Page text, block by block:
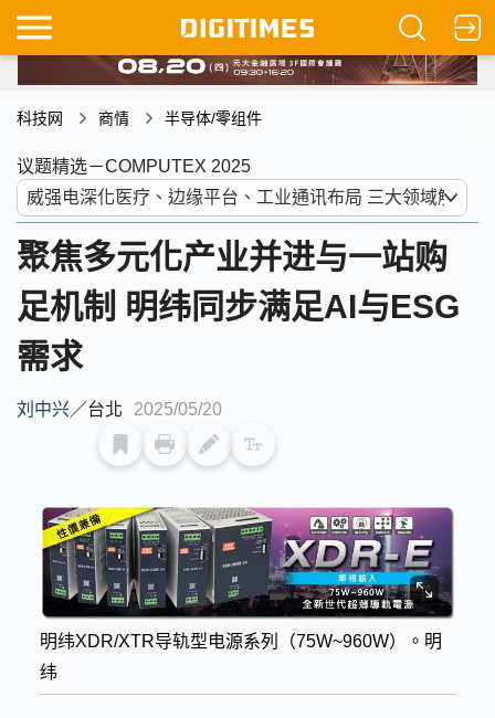
科技网 商情 半导体/零组件
议题精选－COMPUTEX 2025
聚焦多元化产业并进与一站购
足机制 明纬同步满足AI与ESG
需求
刘中兴／台北 2025/05/20
明纬XDR/XTR导轨型电源系列（75W~960W）。明
纬